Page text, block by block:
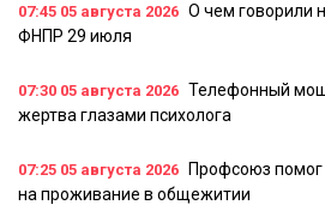
07:45 05 августа 2026 О чем говорили
ФНПР 29 июля
07:30 05 августа 2026 Телефонный
жертва глазами психолога
07:25 05 августа 2026
Профсоюз помог
на проживание в общежитии